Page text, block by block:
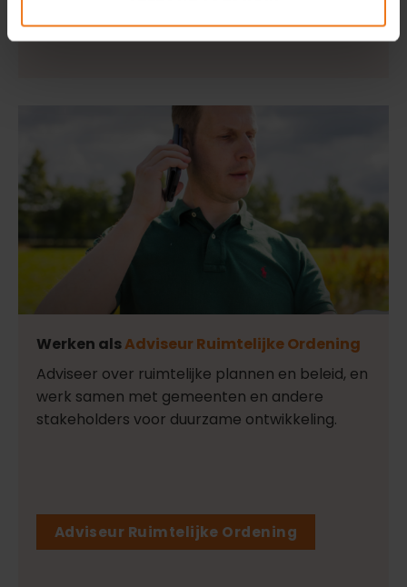
Werken alsAdviseur Ruimtelijke Ordening
Adviseer over ruimtelijke plannen en beleid, en
werk samen met gemeenten en andere
stakeholders voor duurzame ontwikkeling.
Adviseur Ruimtelijke Ordening